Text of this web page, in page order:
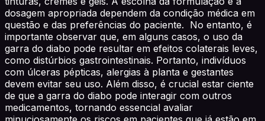
dosagem apropriada dependem da condição médica em
questão e das preferências do paciente. No entanto, é
importante observar que, em alguns casos, o uso da
garra do diabo pode resultar em efeitos colaterais leves,
como distúrbios gastrointestinais. Portanto, indivíduos
com úlceras pépticas, alergias à planta e gestantes
devem evitar seu uso. Além disso, é crucial estar ciente
de que a garra do diabo pode interagir com outros
medicamentos, tornando essencial avaliar